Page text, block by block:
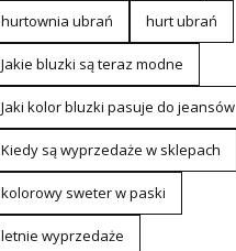
hurtownia ubrań hurt ubrań
Jakie bluzki są teraz modne
Jaki kolor bluzki pasuje do jeansów
Kiedy są wyprzedaże w sklepach
kolorowy sweter w paski
letnie wyprzedaże